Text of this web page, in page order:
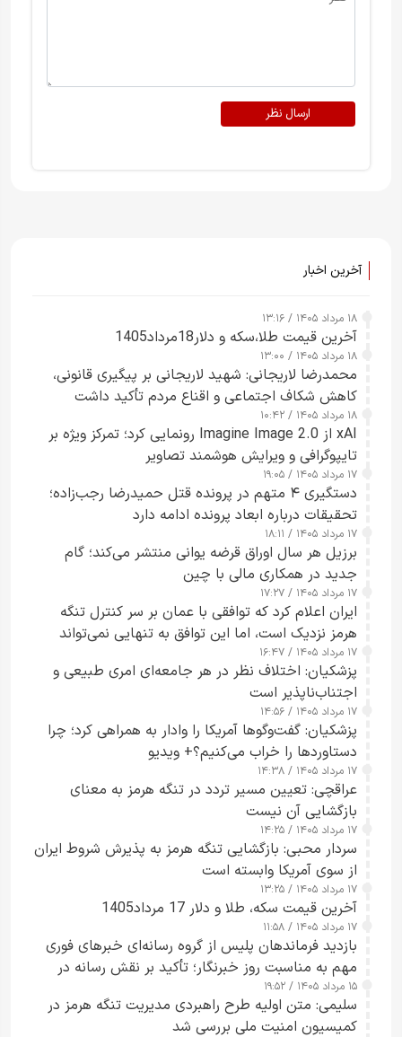
ارسال نظر
آخرین اخبار
۱۸ مرداد ۱۴۰۵ / ۱۳:۱۶
آخرین قیمت طلا،سکه و دلار18مرداد1405
۱۸ مرداد ۱۴۰۵ / ۱۳:۰۰
محمدرضا لاریجانی: شهید لاریجانی بر پیگیری قانونی،
کاهش شکاف اجتماعی و اقناع مردم تأکید داشت
۱۸ مرداد ۱۴۰۵ / ۱۰:۴۲
xAI از Imagine Image 2.0 رونمایی کرد؛ تمرکز ویژه بر
تایپوگرافی و ویرایش هوشمند تصاویر
۱۷ مرداد ۱۴۰۵ / ۱۹:۰۵
دستگیری ۴ متهم در پرونده قتل حمیدرضا رجب‌زاده؛
تحقیقات درباره ابعاد پرونده ادامه دارد
۱۷ مرداد ۱۴۰۵ / ۱۸:۱۱
برزیل هر سال اوراق قرضه یوانی منتشر می‌کند؛ گام
جدید در همکاری مالی با چین
۱۷ مرداد ۱۴۰۵ / ۱۷:۲۷
ایران اعلام کرد که توافقی با عمان بر سر کنترل تنگه
هرمز نزدیک است، اما این توافق به تنهایی نمی‌تواند
آبراه را آزاد کند
۱۷ مرداد ۱۴۰۵ / ۱۶:۴۷
پزشکیان: اختلاف نظر در هر جامعه‌ای امری طبیعی و
اجتناب‌ناپذیر است
۱۷ مرداد ۱۴۰۵ / ۱۴:۵۶
پزشکیان: گفت‌وگوها آمریکا را وادار به همراهی کرد؛ چرا
دستاوردها را خراب می‌کنیم؟+ ویدیو
۱۷ مرداد ۱۴۰۵ / ۱۴:۳۸
عراقچی: تعیین مسیر تردد در تنگه هرمز به معنای
بازگشایی آن نیست
۱۷ مرداد ۱۴۰۵ / ۱۴:۲۵
سردار محبی: بازگشایی تنگه هرمز به پذیرش شروط ایران
از سوی آمریکا وابسته است
۱۷ مرداد ۱۴۰۵ / ۱۳:۲۵
آخرین قیمت سکه، طلا و دلار 17 مرداد1405
۱۷ مرداد ۱۴۰۵ / ۱۱:۵۸
بازدید فرماندهان پلیس از گروه رسانه‌ای خبرهای فوری
مهم به مناسبت روز خبرنگار؛ تأکید بر نقش رسانه در
تقویت امنیت و اعتماد عمومی
۱۵ مرداد ۱۴۰۵ / ۱۹:۵۲
سلیمی: متن اولیه طرح راهبردی مدیریت تنگه هرمز در
کمیسیون امنیت ملی بررسی شد